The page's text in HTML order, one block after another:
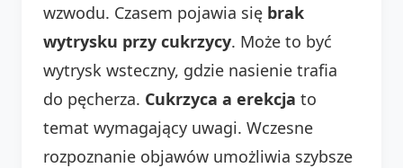
wzwodu. Czasem pojawia się brak
wytrysku przy cukrzycy. Może to być
wytrysk wsteczny, gdzie nasienie trafia
do pęcherza. Cukrzyca a erekcja to
temat wymagający uwagi. Wczesne
rozpoznanie objawów umożliwia szybsze